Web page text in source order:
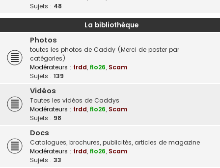
Sujets : 48
La bibliothèque
Photos
toutes les photos de Caddy (Merci de poster par
catégories)
Modérateurs : frdd, flo26, Scam
Sujets : 139
Vidéos
Toutes les vidéos de Caddys
Modérateurs : frdd, flo26, Scam
Sujets : 98
Docs
Catalogues, brochures, publicités, articles de magazine
Modérateurs : frdd, flo26, Scam
Sujets : 33